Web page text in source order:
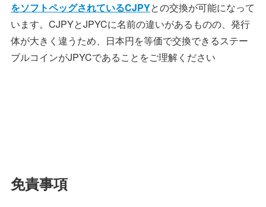
をソフトペッグされているCJPYとの交換が可能になって
います。CJPYとJPYCに名前の違いがあるものの、発行
体が大きく違うため、日本円を等価で交換できるステー
ブルコインがJPYCであることをご理解ください
免責事項